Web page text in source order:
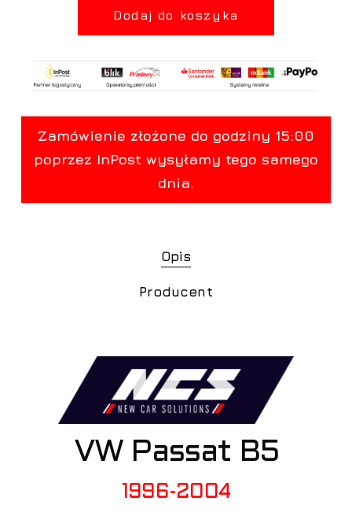
Dodaj do koszyka
Opis
Producent
VW Passat B5
1996-2004